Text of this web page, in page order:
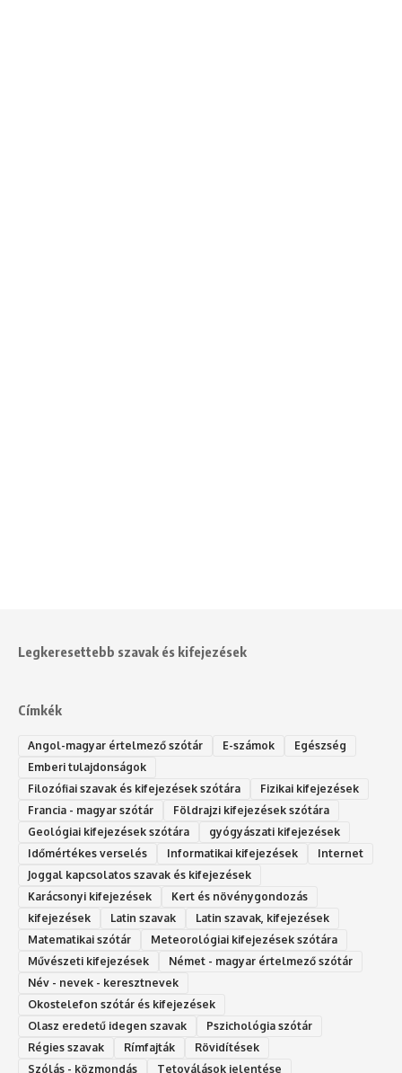
Legkeresettebb szavak és kifejezések
Címkék
Angol-magyar értelmező szótár E-számok
Egészség
Emberi tulajdonságok
Filozófiai szavak és kifejezések szótára
Fizikai kifejezések
Francia - magyar szótár
Földrajzi kifejezések szótára
Geológiai kifejezések szótára
gyógyászati kifejezések
Időmértékes verselés
Informatikai kifejezések
Internet
Joggal kapcsolatos szavak és kifejezések
Karácsonyi kifejezések
Kert és növénygondozás
kifejezések
Latin szavak
Latin szavak, kifejezések
Matematikai szótár
Meteorológiai kifejezések szótára
Művészeti kifejezések
Német - magyar értelmező szótár
Név - nevek - keresztnevek
Okostelefon szótár és kifejezések
Olasz eredetű idegen szavak
Ps‮gólohciz‬ia s‮átóz‬r
Régies szavak
Rímfajták
Rövidítések
Szólás - közmondás
Tetoválások jelentése